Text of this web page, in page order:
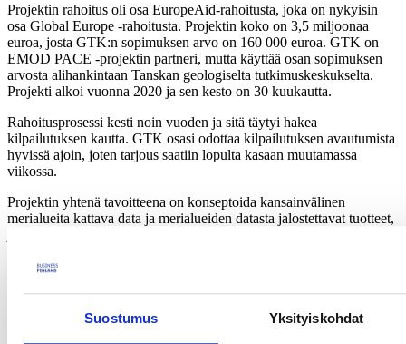
Suostumus Yksityiskohdat
Projektin rahoitus oli osa EuropeAid-rahoitusta, joka on nykyisin
osa Global Europe -rahoitusta. Projektin koko on 3,5 miljoonaa
euroa, josta GTK:n sopimuksen arvo on 160 000 euroa. GTK on
EMOD PACE -projektin partneri, mutta käyttää osan sopimuksen
arvosta alihankintaan Tanskan geologiselta tutkimuskeskukselta.
Projekti alkoi vuonna 2020 ja sen kesto on 30 kuukautta.
Rahoitusprosessi kesti noin vuoden ja sitä täytyi hakea
kilpailutuksen kautta. GTK osasi odottaa kilpailutuksen avautumista
hyvissä ajoin, joten tarjous saatiin lopulta kasaan muutamassa
viikossa.
Projektin yhtenä tavoitteena on konseptoida kansainvälinen
merialueita kattava data ja merialueiden datasta jalostettavat tuotteet,
standardoituja ja data avointa. Toiveena on synnyttää muita